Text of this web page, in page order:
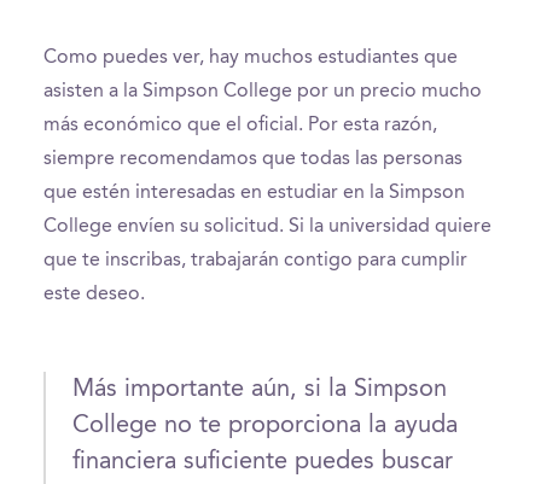
Como puedes ver, hay muchos estudiantes que
asisten a la Simpson College por un precio mucho
más económico que el oficial. Por esta razón,
siempre recomendamos que todas las personas
que estén interesadas en estudiar en la Simpson
College envíen su solicitud. Si la universidad quiere
que te inscribas, trabajarán contigo para cumplir
este deseo.
Más importante aún, si la Simpson
College no te proporciona la ayuda
financiera suficiente puedes buscar